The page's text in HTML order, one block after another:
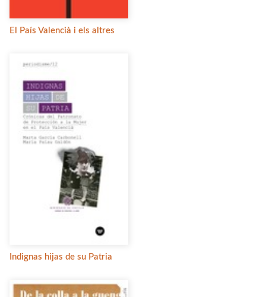
El País Valencià i els altres
Indignas hijas de su Patria